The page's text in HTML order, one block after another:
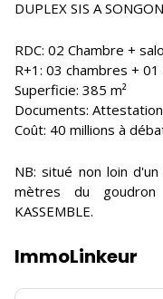
DUPLEX SIS A
RDC: 02 Chambre +
R+1: 03 chambres +
Superficie: 385 m²
Documents:
Coût: 40 millions à
NB: situé non loin
mètres du
KASSEMBLE.
ImmoLinkeur